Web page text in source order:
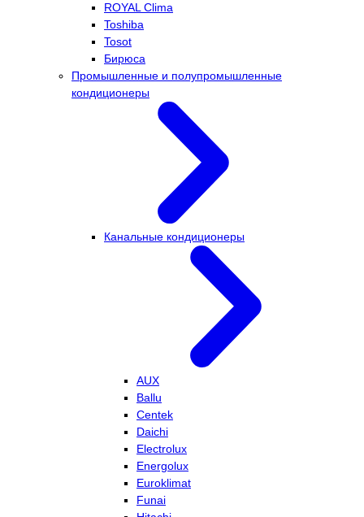
ROYAL Clima
Toshiba
Tosot
Бирюса
Промышленные и полупромышленные
кондиционеры
Канальные кондиционеры
AUX
Ballu
Centek
Daichi
Electrolux
Energolux
Euroklimat
Funai